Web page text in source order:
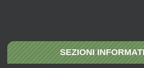
SEZIONI